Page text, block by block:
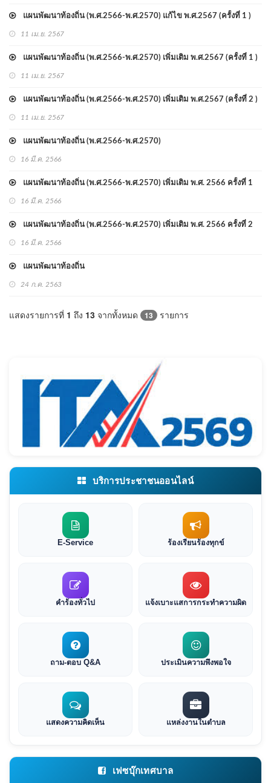
แผนพัฒนาท้องถิ่น (พ.ศ.2566-พ.ศ.2570) แก้ไข พ.ศ.2567 (ครั้งที่ 1 )
11 เม.ย. 2567
แผนพัฒนาท้องถิ่น (พ.ศ.2566-พ.ศ.2570) เพิ่มเติม พ.ศ.2567 (ครั้งที่ 1 )
11 เม.ย. 2567
แผนพัฒนาท้องถิ่น (พ.ศ.2566-พ.ศ.2570) เพิ่มเติม พ.ศ.2567 (ครั้งที่ 2 )
11 เม.ย. 2567
แผนพัฒนาท้องถิ่น (พ.ศ.2566-พ.ศ.2570)
16 มี.ค. 2566
แผนพัฒนาท้องถิ่น (พ.ศ.2566-พ.ศ.2570) เพิ่มเติม พ.ศ. 2566 ครั้งที่ 1
16 มี.ค. 2566
แผนพัฒนาท้องถิ่น (พ.ศ.2566-พ.ศ.2570) เพิ่มเติม พ.ศ. 2566 ครั้งที่ 2
16 มี.ค. 2566
แผนพัฒนาท้องถิ่น
24 ก.ค. 2563
แสดงรายการที่ 1 ถึง 13 จากทั้งหมด 13 รายการ
บริการประชาชนออนไลน์
E-Service ร้องเรียนร้องทุกข์
คำร้องทั่วไป แจ้งเบาะแสการกระทำความผิด
ถาม-ตอบ Q&A ประเมินความพึงพอใจ
แสดงความคิดเห็น แหล่งงานในตำบล
เฟซบุ๊กเทศบาล